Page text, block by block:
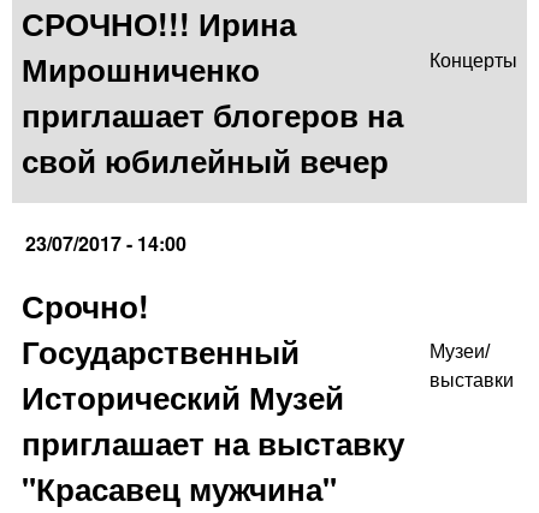
СРОЧНО!!! Ирина
Мирошниченко
приглашает блогеров на
свой юбилейный вечер
Концерты
23/07/2017 - 14:00
Срочно!
Государственный
Исторический Музей
приглашает на выставку
"Красавец мужчина"
Музеи/
выставки